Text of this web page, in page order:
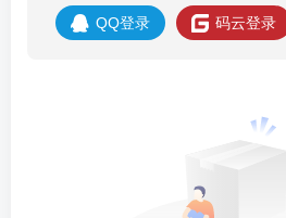
QQ登录 码云登录